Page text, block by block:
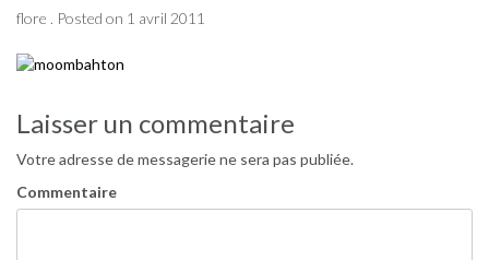
flore . Posted on 1 avril 2011
de
l’article
Laisser un commentaire
Votre adresse de messagerie ne sera pas publiée.
Commentaire